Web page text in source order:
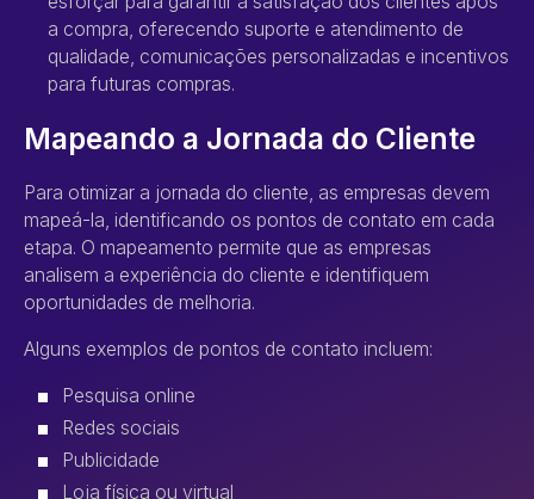
a compra, oferecendo suporte e atendimento de
qualidade, comunicações personalizadas e incentivos
para futuras compras.
Mapeando a Jornada do Cliente
Para otimizar a jornada do cliente, as empresas devem
mapeá-la, identificando os pontos de contato em cada
etapa. O mapeamento permite que as empresas
analisem a experiência do cliente e identifiquem
oportunidades de melhoria.
Alguns exemplos de pontos de contato incluem:
Pesquisa online
Redes sociais
Publicidade
Loja física ou virtual